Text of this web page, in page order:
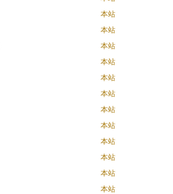
本站
本站
本站
本站
本站
本站
本站
本站
本站
本站
本站
本站